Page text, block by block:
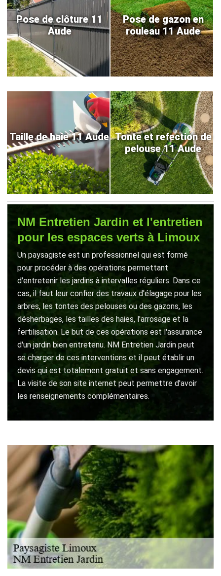
Pose de clôture 11
Aude
Pose de gazon en
rouleau 11 Aude
Taille de haie 11 Aude Tonte et refection de
pelouse 11 Aude
NM Entretien Jardin et l'entretien
pour les espaces verts à Limoux
Un paysagiste est un professionnel qui est formé
pour procéder à des opérations permettant
d'entretenir les jardins à intervalles réguliers. Dans ce
cas, il faut leur confier des travaux d'élagage pour les
arbres, les tontes des pelouses ou des gazons, les
désherbages, les tailles des haies, l'arrosage et la
fertilisation. Le but de ces opérations est l'assurance
d'un jardin bien entretenu. NM Entretien Jardin peut
se charger de ces interventions et il peut établir un
devis qui est totalement gratuit et sans engagement.
La visite de son site internet peut permettre d'avoir
les renseignements complémentaires.